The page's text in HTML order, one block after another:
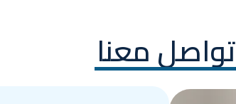
تواصل معنا